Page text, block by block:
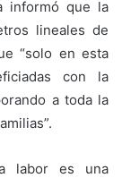
informó que la
lineales de
“solo en esta
con la
a toda la
labor es una